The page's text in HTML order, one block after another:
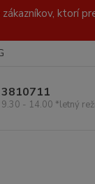
ktorí
- 14.00 *letný